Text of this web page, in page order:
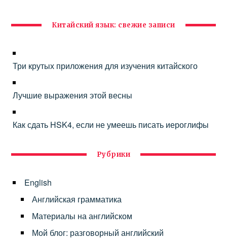
Китайский язык: свежие записи
Три крутых приложения для изучения китайского
Лучшие выражения этой весны
Как сдать HSK4, если не умеешь писать иероглифы
Рубрики
English
Английская грамматика
Материалы на английском
Мой блог: разговорный английский